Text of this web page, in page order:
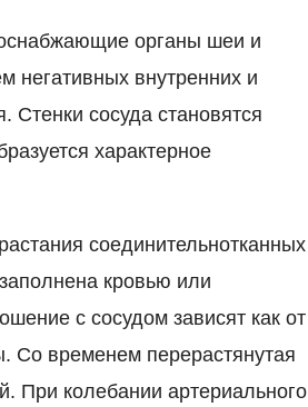
органы шеи и
негативных внутренних и
Стенки сосуда становятся
характерное
соединительнотканных
кровью или
с сосудом зависят как от
Со временем перерастянутая
При колебании артериального